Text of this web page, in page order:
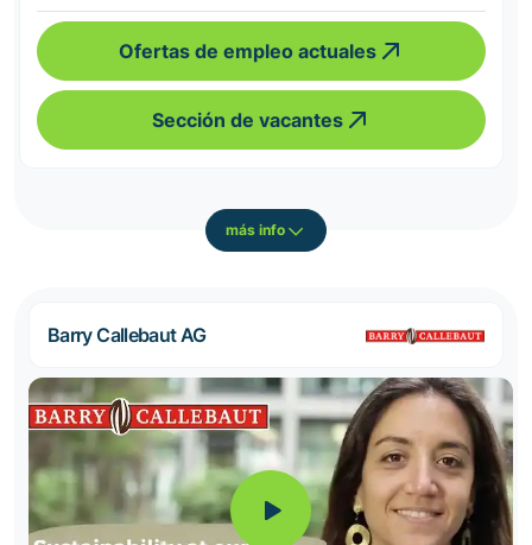
Ofertas de empleo actuales
Sección de vacantes
más info
Barry Callebaut AG